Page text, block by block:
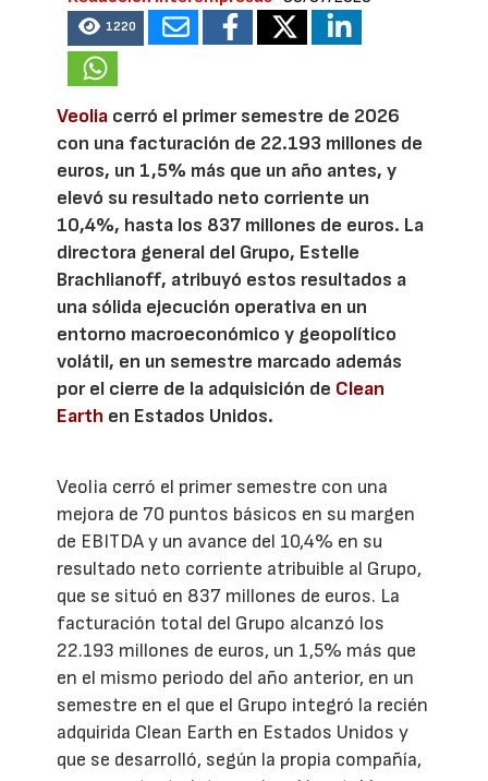
1220
Veolia cerró el primer semestre de 2026
con una facturación de 22.193 millones de
euros, un 1,5% más que un año antes, y
elevó su resultado neto corriente un
10,4%, hasta los 837 millones de euros. La
directora general del Grupo, Estelle
Brachlianoff, atribuyó estos resultados a
una sólida ejecución operativa en un
entorno macroeconómico y geopolítico
volátil, en un semestre marcado además
por el cierre de la adquisición de Clean
Earth en Estados Unidos.
Veolia cerró el primer semestre con una
mejora de 70 puntos básicos en su margen
de EBITDA y un avance del 10,4% en su
resultado neto corriente atribuible al Grupo,
que se situó en 837 millones de euros. La
facturación total del Grupo alcanzó los
22.193 millones de euros, un 1,5% más que
en el mismo periodo del año anterior, en un
semestre en el que el Grupo integró la recién
adquirida Clean Earth en Estados Unidos y
que se desarrolló, según la propia compañía,